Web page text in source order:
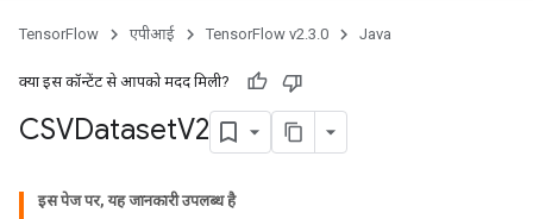
TensorFlow एपीआई TensorFlow v2.3.0 Java
क्या इस कॉन्टेंट से आपको मदद मिली?
CSVDatasetV2
इस पेज पर, यह जानकारी उपलब्ध है